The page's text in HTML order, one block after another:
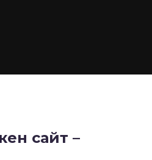
сайт –